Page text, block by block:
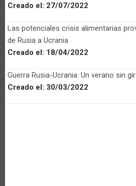
Creado el: 27/07/2022
Las potenciales crisis alimentarias
de Rusia a Ucrania
Creado el: 18/04/2022
Guerra Rusia-Ucrania: Un verano sin
Creado el: 30/03/2022